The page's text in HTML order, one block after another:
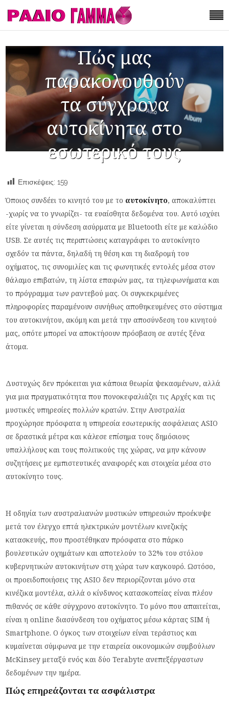
Πώς μας
παρακολουθούν
τα σύγχρονα
αυτοκίνητα στο
εσωτερικό τους
Επισκέψεις: 159
Όποιος συνδέει το κινητό του με το αυτοκίνητο, αποκαλύπτει
-χωρίς να το γνωρίζει- τα ευαίσθητα δεδομένα του. Αυτό ισχύει
είτε γίνεται η σύνδεση ασύρματα με Bluetooth είτε με καλώδιο
USB. Σε αυτές τις περιπτώσεις καταγράφει το αυτοκίνητο
σχεδόν τα πάντα, δηλαδή τη θέση και τη διαδρομή του
οχήματος, τις συνομιλίες και τις φωνητικές εντολές μέσα στον
θάλαμο επιβατών, τη λίστα επαφών μας, τα τηλεφωνήματα και
το πρόγραμμα των ραντεβού μας. Οι συγκεκριμένες
πληροφορίες παραμένουν συνήθως αποθηκευμένες στο σύστημα
του αυτοκινήτου, ακόμη και μετά την αποσύνδεση του κινητού
μας, οπότε μπορεί να αποκτήσουν πρόσβαση σε αυτές ξένα
άτομα.
Δυστυχώς δεν πρόκειται για κάποια θεωρία ψεκασμένων, αλλά
για μια πραγματικότητα που πονοκεφαλιάζει τις Αρχές και τις
μυστικές υπηρεσίες πολλών κρατών. Στην Αυστραλία
προχώρησε πρόσφατα η υπηρεσία εσωτερικής ασφάλειας ASIO
σε δραστικά μέτρα και κάλεσε επίσημα τους δημόσιους
υπαλλήλους και τους πολιτικούς της χώρας, να μην κάνουν
συζητήσεις με εμπιστευτικές αναφορές και στοιχεία μέσα στο
αυτοκίνητο τους.
Η οδηγία των αυστραλιανών μυστικών υπηρεσιών προέκυψε
μετά τον έλεγχο επτά ηλεκτρικών μοντέλων κινεζικής
κατασκευής, που προστέθηκαν πρόσφατα στο πάρκο
βουλευτικών οχημάτων και αποτελούν το 32% του στόλου
κυβερνητικών αυτοκινήτων στη χώρα των καγκουρό. Ωστόσο,
οι προειδοποιήσεις της ASIO δεν περιορίζονται μόνο στα
κινέζικα μοντέλα, αλλά ο κίνδυνος κατασκοπείας είναι πλέον
πιθανός σε κάθε σύγχρονο αυτοκίνητο. Το μόνο που απαιτείται,
είναι η online διασύνδεση του οχήματος μέσω κάρτας SIM ή
Smartphone. Ο όγκος των στοιχείων είναι τεράστιος και
κυμαίνεται σύμφωνα με την εταιρεία οικονομικών συμβούλων
McKinsey μεταξύ ενός και δύο Terabyte ανεπεξέργαστων
δεδομένων την ημέρα.
Πώς επηρεάζονται τα ασφάλιστρα